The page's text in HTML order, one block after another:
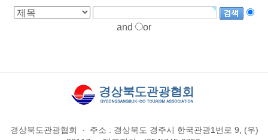
and or
경상북도관광협회 ·
주소 : 경상북도 경주시 한국관광1번로 9, (우)